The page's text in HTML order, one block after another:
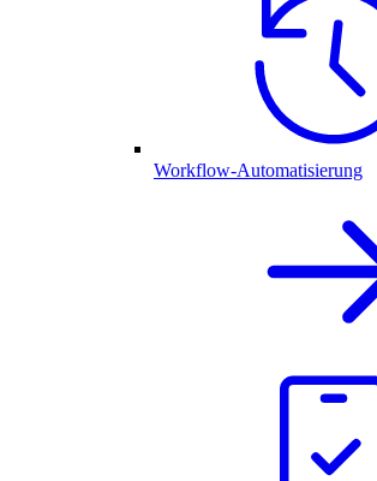
Workflow-Automatisierung